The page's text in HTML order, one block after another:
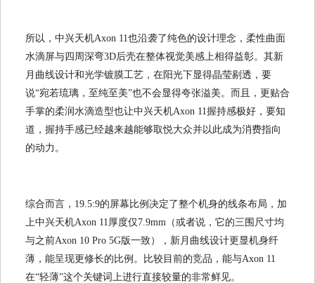
所以，中兴天机Axon 11也沿袭了纯色的设计理念，柔性曲面
水滴屏与四周深弯3D后壳在整体视觉美感上相得益彰。其新
月曲线设计和光学镀膜工艺，在阳光下显得晶莹剔透，要
说“宛若琉璃，至纯至美”也不会显得夸张溢美。而且，更贴合
手掌的柔润水滴造型也让中兴天机Axon 11握持感极好，要知
道，握持手感已经越来越能够取悦大众并以此成为消费指向
的动力。
综合而言，19.5:9的屏幕比例决定了整个机身的线条布局，加
上中兴天机Axon 11厚度仅7.9mm（或者说，它的三围尺寸均
与之前Axon 10 Pro 5G版一致），新月曲线设计更显机身纤
薄，能呈现更修长的比例。比较目前的竞品，能与Axon 11
在“轻薄”这个关键词上进行直接较量的非常鲜见。